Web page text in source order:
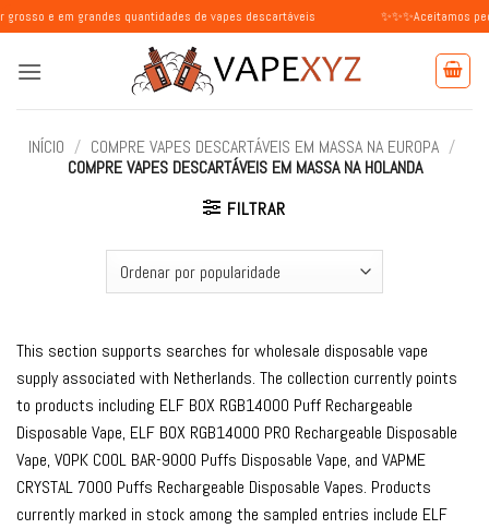
Skip
to
content
grandes quantidades de vapes descartáveis ✨✨✨Aceitamos pedidos de
INÍCIO / COMPRE VAPES DESCARTÁVEIS ​​EM MASSA NA EUROPA /
COMPRE VAPES DESCARTÁVEIS ​​EM MASSA NA HOLANDA
FILTRAR
This section supports searches for wholesale disposable vape
supply associated with Netherlands. The collection currently points
to products including ELF BOX RGB14000 Puff Rechargeable
Disposable Vape, ELF BOX RGB14000 PRO Rechargeable Disposable
Vape, VOPK COOL BAR-9000 Puffs Disposable Vape, and VAPME
CRYSTAL 7000 Puffs Rechargeable Disposable Vapes. Products
currently marked in stock among the sampled entries include ELF